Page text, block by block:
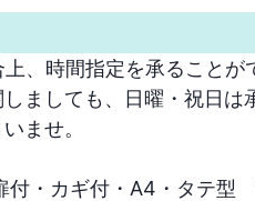
、時間指定を承ることが
ましても、日曜・祝日は
ませ。
付・カギ付・A4・タテ型